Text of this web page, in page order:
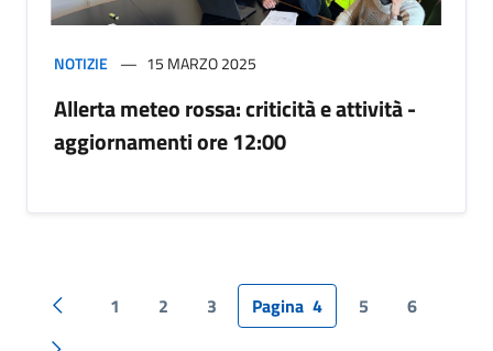
NOTIZIE 15 MARZO 2025
Allerta meteo rossa: criticità e attività -
aggiornamenti ore 12:00
Pagina precedente
1 2 3 Pagina 4 5 6